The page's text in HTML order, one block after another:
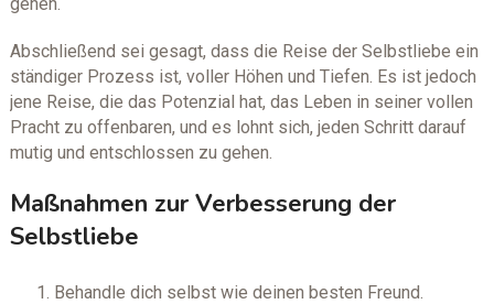
Abschließend sei gesagt, dass die Reise der Selbstliebe ein
ständiger Prozess ist, voller Höhen und Tiefen. Es ist jedoch
jene Reise, die das Potenzial hat, das Leben in seiner vollen
Pracht zu offenbaren, und es lohnt sich, jeden Schritt darauf
mutig und entschlossen zu gehen.
Maßnahmen zur Verbesserung der
Selbstliebe
Behandle dich selbst wie deinen besten Freund.